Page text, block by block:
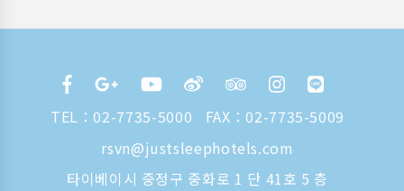
TEL： 02-7735-5000
FAX：02-7735-5009
rsvn@justsleephotels.com
타이베이시 중정구 중화로 1 단 41호 5 층